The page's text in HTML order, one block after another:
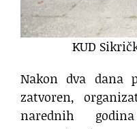
KUD
Nakon dva dana
zatvoren,
narednih